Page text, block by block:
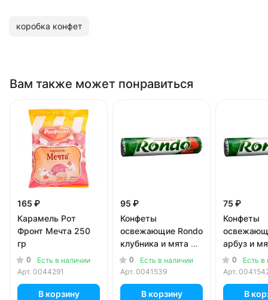
коробка конфет
Вам также может понравиться
165 ₽
Карамель Рот
Фронт Мечта 250
гр
0
Есть в наличии
Арт. 0044291
В корзину
95 ₽
Конфеты
освежающие Rondo
клубника и мята 30
гр 0
Есть в наличии
Арт. 0041539
В корзину
75 ₽
Конфеты
арбуз и
0
Есть в
Арт.
В